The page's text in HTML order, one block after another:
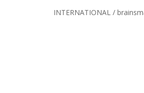
INTERNATIONAL /